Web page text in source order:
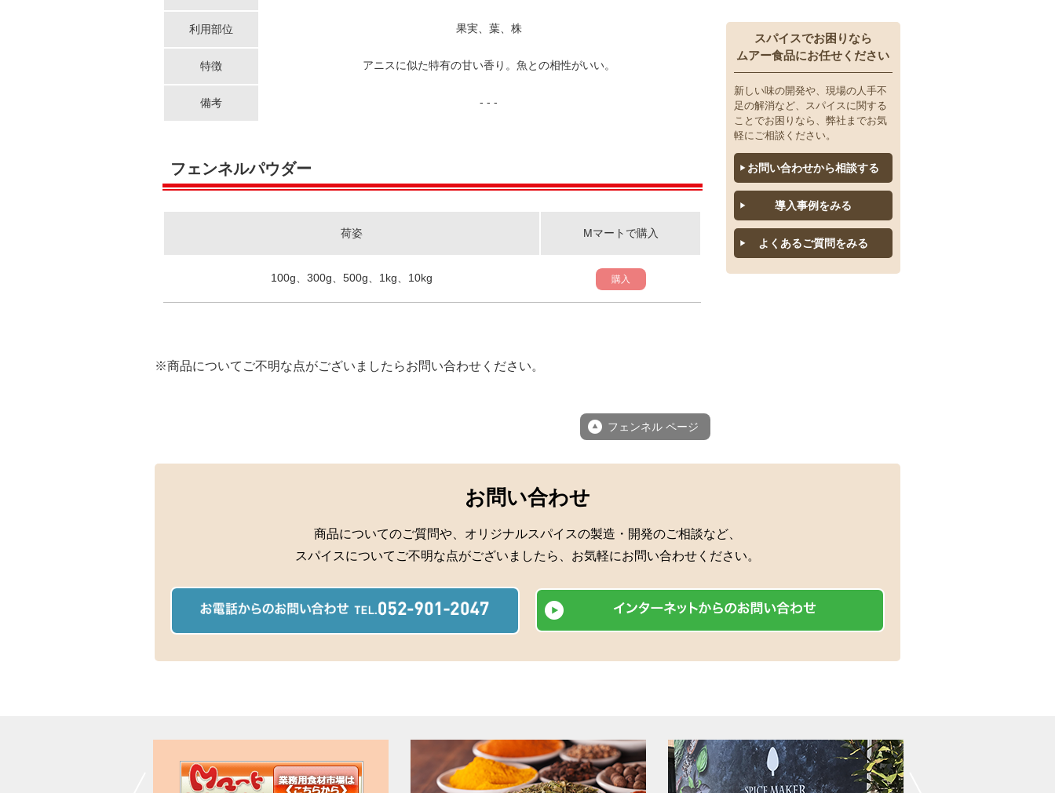
利用部位 果実、葉、株
特徴 アニスに似た特有の甘い香り。魚との相性がいい。
備考 - - -
フェンネルパウダー
荷姿 Mマートで購入
100g、300g、500g、1kg、10kg 購入
※商品についてご不明な点がございましたらお問い合わせください。
フェンネル ページ
スパイス「は～ほ」
スパイス「ま～も」
スパイス「や～よ」
スパイス「ら～ろ」
スパイス「わ～ん」
液体・ペースト
スパイスでお困りなら
ムアー食品にお任せください
新しい味の開発や、現場の人手不
足の解消など、スパイスに関する
ことでお困りなら、弊社までお気
軽にご相談ください。
お問い合わせから相談する
導入事例をみる
よくあるご質問をみる
お問い合わせ
商品についてのご質問や、オリジナルスパイスの製造・開発のご相談など、
スパイスについてご不明な点がございましたら、お気軽にお問い合わせください。